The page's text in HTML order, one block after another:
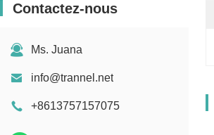
Contactez-nous
Ms. Juana
info@trannel.net
+8613757157075